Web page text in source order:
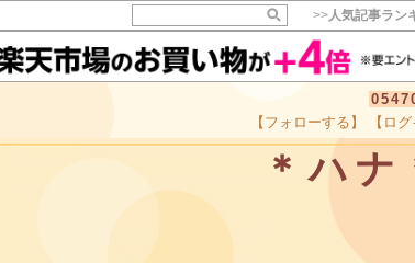
>>人気記事ラン
【フォローする】 【ログ
＊ハナ